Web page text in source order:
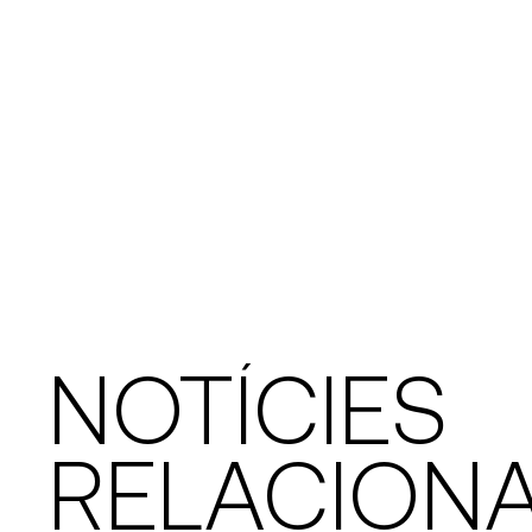
NOTÍCIES